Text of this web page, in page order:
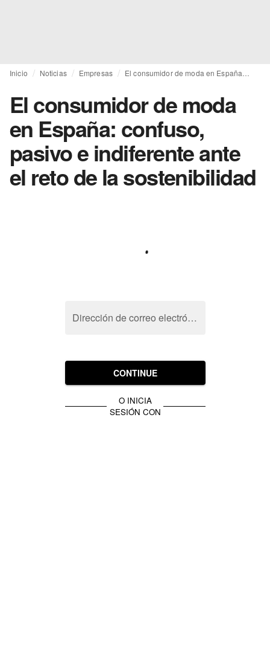
Inicio Noticias Empresas
El consumidor de moda
en España: confuso,
pasivo e indiferente ante
el reto de la sostenibilidad
Dirección de correo electrónico
CONTINUE
O INICIA
SESIÓN CON